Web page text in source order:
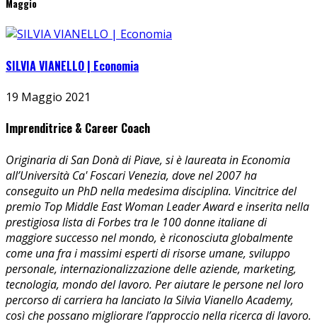
Maggio
SILVIA VIANELLO | Economia
19 Maggio 2021
Imprenditrice & Career Coach
Originaria di San Donà di Piave, si è laureata in Economia
all’Università Ca' Foscari Venezia, dove nel 2007 ha
conseguito un PhD nella medesima disciplina. Vincitrice del
premio Top Middle East Woman Leader Award e inserita nella
prestigiosa lista di Forbes tra le 100 donne italiane di
maggiore successo nel mondo, è riconosciuta globalmente
come una fra i massimi esperti di risorse umane, sviluppo
personale, internazionalizzazione delle aziende, marketing,
tecnologia, mondo del lavoro. Per aiutare le persone nel loro
percorso di carriera ha lanciato la Silvia Vianello Academy,
così che possano migliorare l’approccio nella ricerca di lavoro.